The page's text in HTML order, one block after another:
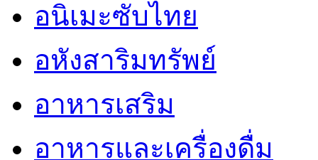
อนิเมะซับไทย
อหังสาริมทรัพย์
อาหารเสริม
อาหารและเครื่องดื่ม